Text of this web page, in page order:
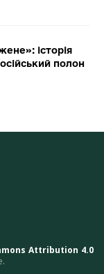
історія
полон
Attribution 4.0